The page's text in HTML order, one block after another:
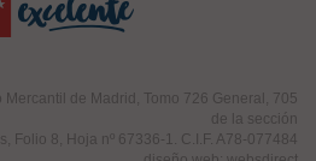
de Madrid, Tomo 726 General, 705
de la sección
Folio 8, Hoja nº 67336-1. C.I.F. A78-077484